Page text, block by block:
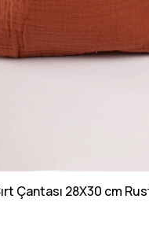
Çantası 28X30 cm